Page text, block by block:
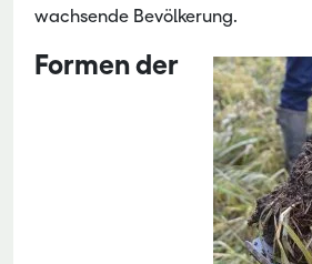
wachsende Bevölkerung.
Formen der